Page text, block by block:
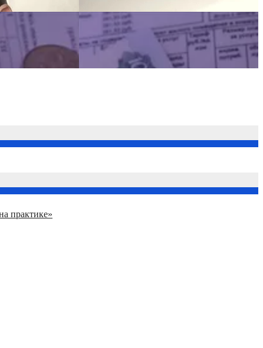
практике»